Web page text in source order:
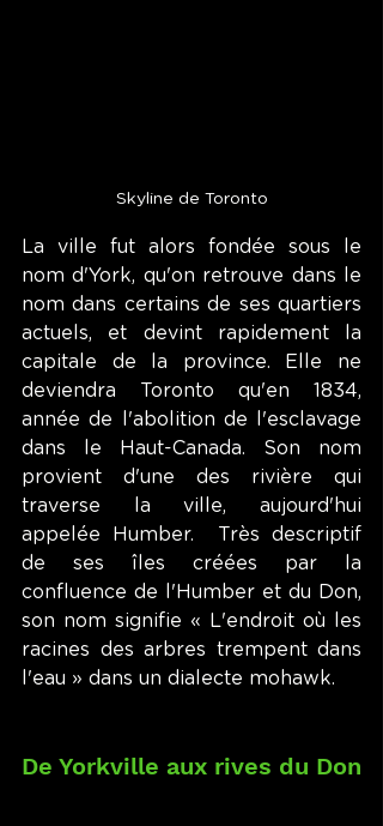
Skyline de Toronto
La ville fut alors fondée sous le
nom d'York, qu'on retrouve dans le
nom dans certains de ses quartiers
actuels, et devint rapidement la
capitale de la province. Elle ne
deviendra Toronto qu'en 1834,
année de l'abolition de l'esclavage
dans le Haut-Canada. Son nom
provient d'une des rivière qui
traverse la ville, aujourd'hui
appelée Humber.  Très descriptif
de ses îles créées par la
confluence de l'Humber et du Don,
son nom signifie « L'endroit où les
racines des arbres trempent dans
l'eau » dans un dialecte mohawk.
De Yorkville aux rives du Don